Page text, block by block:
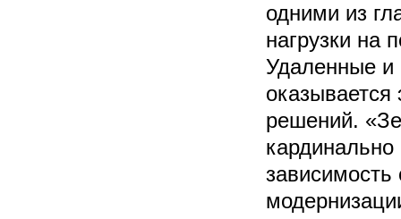
одними из
нагрузки на
Удаленные и
решений.
кардинально
зависимость